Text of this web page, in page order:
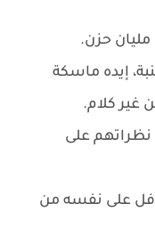
حزن.
إيده ماسكة
غير كلام.
نظراتهم على
على نفسه من